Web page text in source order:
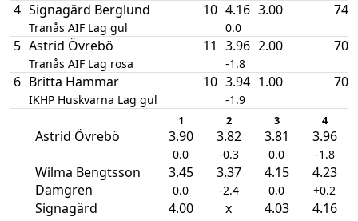
4 Signagärd Berglund
Tranås AIF Lag gul
10 4.16
0.0
3.00 748
5 Astrid Övrebö
Tranås AIF Lag rosa
11 3.96
-1.8
2.00 706
6 Britta Hammar
IKHP Huskvarna Lag gul
10 3.94
-1.9
1.00 701
1 2 3 4
Astrid Övrebö 3.90
0.0
3.82
-0.3
3.81
0.0
3.96
-1.8
Wilma Bengtsson
Damgren
3.45
0.0
3.37
-2.4
4.15
0.0
4.23
+0.2
Signagärd
4.00 x 4.03 4.16